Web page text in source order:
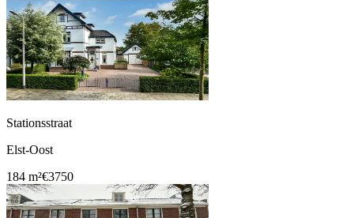
Stationsstraat
Elst-Oost
184 m²€3750